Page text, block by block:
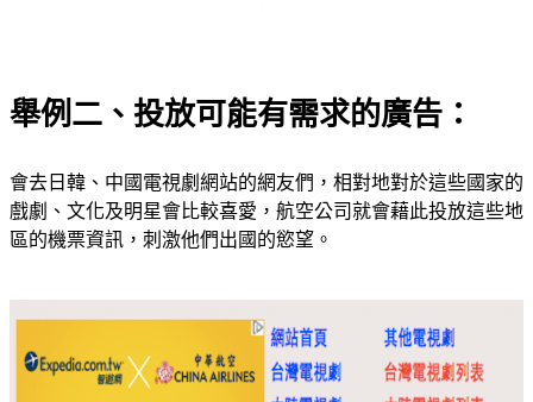
舉例二、投放可能有需求的廣告：
會去日韓、中國電視劇網站的網友們，相對地對於這些國家的
戲劇、文化及明星會比較喜愛，航空公司就會藉此投放這些地
區的機票資訊，刺激他們出國的慾望。